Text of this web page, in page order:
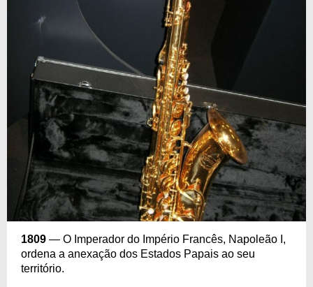
1809 — O Imperador do Império Francês, Napoleão I,
ordena a anexação dos Estados Papais ao seu
território.